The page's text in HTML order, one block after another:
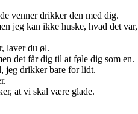
venner drikker den med dig.
jeg kan ikke huske, hvad det var,
laver du øl.
det får dig til at føle dig som en.
jeg drikker bare for lidt.
at vi skal være glade.